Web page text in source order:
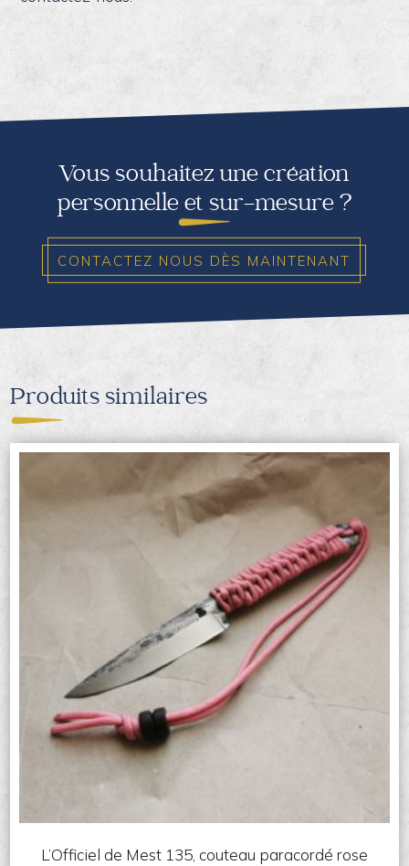
Vous souhaitez une création
personnelle et sur-mesure ?
CONTACTEZ NOUS DÈS MAINTENANT
Produits similaires
L’Officiel de Mest 135, couteau paracordé rose